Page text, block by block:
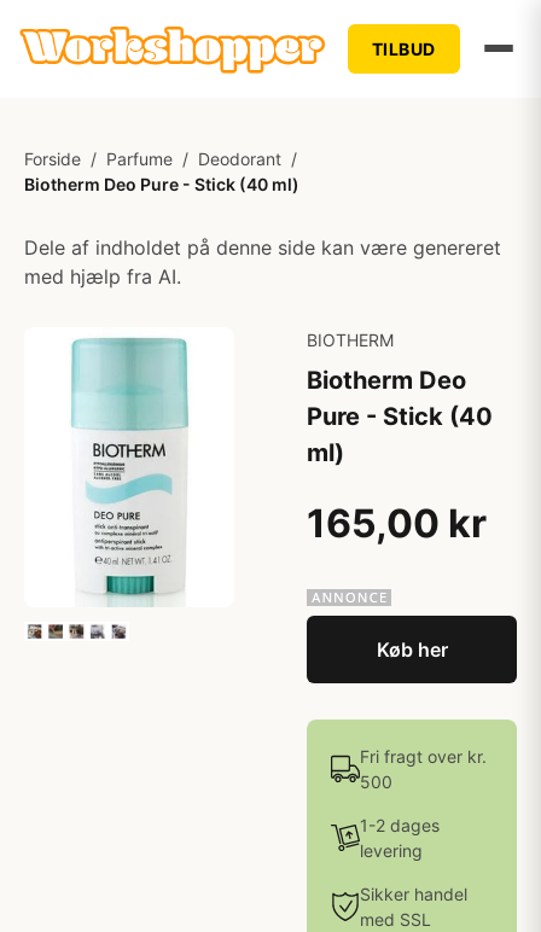
TILBUD
Forside / Parfume / Deodorant /
Biotherm Deo Pure - Stick (40 ml)
Dele af indholdet på denne side kan være genereret
med hjælp fra AI.
BIOTHERM
Biotherm Deo
Pure - Stick (40
ml)
165,00 kr
Køb her
Fri fragt over kr.
500
1-2 dages
levering
Sikker handel
med SSL